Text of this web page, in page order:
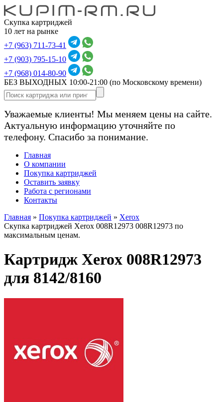
Скупка картриджей
10 лет на рынке
+7 (963) 711-73-41
+7 (903) 795-15-10
+7 (968) 014-80-90
БЕЗ ВЫХОДНЫХ 10:00-21:00 (по Московскому времени)
Уважаемые клиенты! Мы меняем цены на сайте.
Актуальную информацию уточняйте по
телефону. Спасибо за понимание.
Главная
О компании
Покупка картриджей
Оставить заявку
Работа с регионами
Контакты
Главная » Покупка картриджей » Xerox
Скупка картриджей Xerox 008R12973 008R12973 по
максимальным ценам.
Картридж Xerox 008R12973
для 8142/8160